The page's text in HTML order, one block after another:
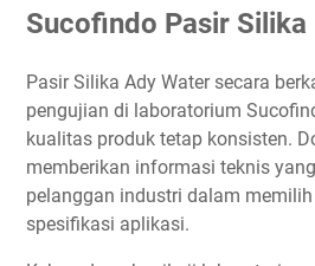
Sucofindo Pasir Silika
Pasir Silika Ady Water secara
pengujian di laboratorium
kualitas produk tetap konsisten.
memberikan informasi teknis
pelanggan industri dalam
spesifikasi aplikasi.